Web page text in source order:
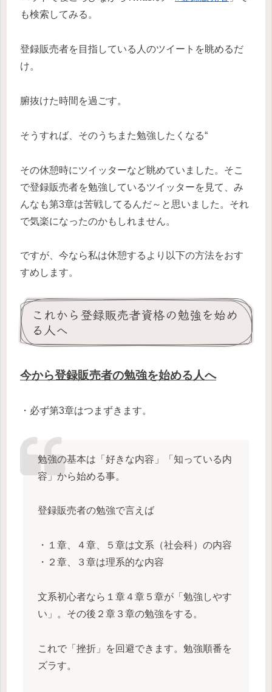
も検索してみる。
登録販売者を目指している人のツイートを眺めるだ
け。
腑抜けた時間を過ごす。
そうすれば、そのうちまた勉強したくなる“
その休憩時にツイッターなど眺めていました。そこ
で登録販売者を勉強しているツイッターを見て、み
んなも第3章は苦戦してるんだ～と思いました。それ
で気楽になったのかもしれません。
ですが、今なら私は休憩するより以下の方法をおす
すめします。
これから登録販売者資格の勉強を始め
る人へ
今から登録販売者の勉強を始める人へ
・必ず第3章はつまずきます。
勉強の基本は「好きな内容」「知っている内
容」から始める事。
登録販売者の勉強で言えば
・１章、４章、５章は文系（社会科）の内容
・２章、３章は理系的な内容
文系初心者なら１章４章５章が「勉強しやす
い」。その後２章３章の勉強をする。
これで「挫折」を回避できます。勉強順番を
ズラす。